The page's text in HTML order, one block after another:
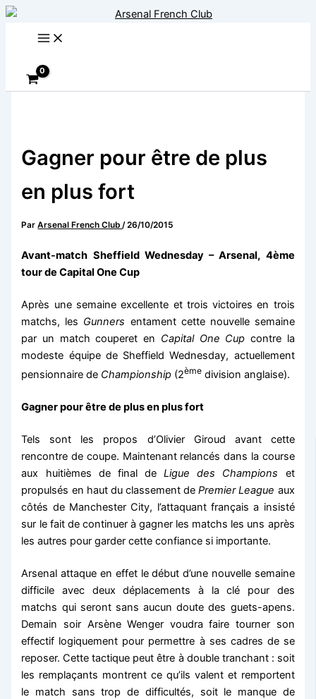
Aller
Rechercher
Gagner pour être de plus
en plus fort
ParArsenal French Club/26/10/2015
Avant-match Sheffield Wednesday – Arsenal, 4ème
tour de Capital One Cup
Après une semaine excellente et trois victoires en trois
matchs, les Gunners entament cette nouvelle semaine
par un match couperet en Capital One Cup contre la
modeste équipe de Sheffield Wednesday, actuellement
pensionnaire de Championship (2ème division anglaise).
Gagner pour être de plus en plus fort
Tels sont les propos d’Olivier Giroud avant cette
rencontre de coupe. Maintenant relancés dans la course
aux huitièmes de final deLigue des Champions et
propulsés en haut du classement dePremier League aux
côtés de Manchester City, l’attaquant français a insisté
sur le fait de continuer à gagner les matchs les uns après
les autres pour garder cette confiance si importante.
Arsenal attaque en effet le début d’une nouvelle semaine
difficile avec deux déplacements à la clé pour des
matchs qui seront sans aucun doute des guets-apens.
Demain soir Arsène Wenger voudra faire tourner son
effectif logiquement pour permettre à ses cadres de se
reposer. Cette tactique peut être à double tranchant : soit
les remplaçants montrent ce qu’ils valent et remportent
le match sans trop de difficultés, soit le manque de